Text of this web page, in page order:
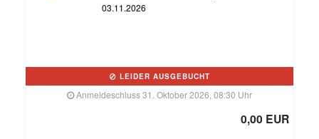
03.11.2026
LEIDER AUSGEBUCHT
Anmeldeschluss 31. Oktober 2026, 08:30 Uhr
0,00 EUR